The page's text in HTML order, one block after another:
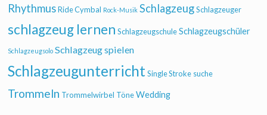
Rhythmus Ride Cymbal Rock-Musik Schlagzeug Schlagzeuger
schlagzeug lernen Schlagzeugschule Schlagzeugschüler
Schlagzeugsolo Schlagzeug spielen
Schlagzeugunterricht Single Stroke suche
Trommeln Trommelwirbel Töne Wedding